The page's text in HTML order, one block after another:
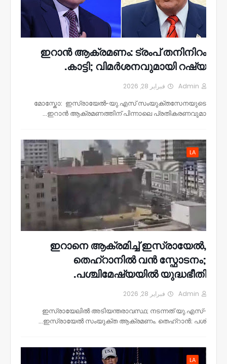
ഇറാൻ ആക്രമണം: ട്രംപ് തനിനിറം
കാട്ടി; വിമർശനവുമായി റഷ്യ.
Admin فبراير 28, 2026
മോസ്കോ: ഇസ്രായേൽ-യു.എസ് സംയുക്തസേനയുടെ
ഇറാൻ ആക്രമണത്തിന് പിന്നാലെ പ്രതികരണവുമാ…
LA
ഇറാനെ ആക്രമിച്ച് ഇസ്രായേൽ,
തെഹ്റാനിൽ വൻ സ്ഫോടനം;
പശ്ചിമേഷ്യയിൽ യുദ്ധഭീതി.
Admin فبراير 28, 2026
ഇസ്രായേലിൽ അടിയന്തരാവസ്ഥ; നടന്നത് യു.എസ്-
ഇസ്രായേൽ സംയുക്ത ആക്രമണം. തെഹ്റാൻ: പശ്…
LA